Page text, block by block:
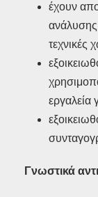
έχουν
ανάλυσης
τεχνικές
εργαλεία
Γνωστικά